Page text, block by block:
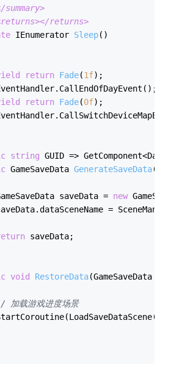
summary>
</returns>
IEnumerator Sleep( )
return Fade(1f) ;
return Fade(0f) ;
string GUID =>
GameSaveData GenerateSaveData(
saveData =
new
=
saveData;
void RestoreData(GameSaveData
加载游戏进度场景